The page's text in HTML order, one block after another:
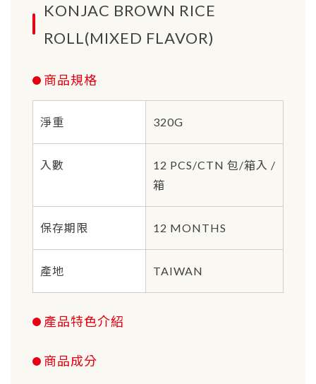
KONJAC BROWN RICE
ROLL(MIXED FLAVOR)
商品規格
淨重 320G
入數
12 PCS/CTN 包/箱入 /
箱
保存期限 12 MONTHS
產地 TAIWAN
產品特色介紹
商品成分